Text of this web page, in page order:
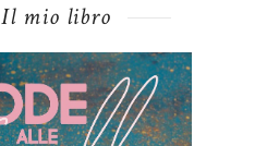
Il mio libro